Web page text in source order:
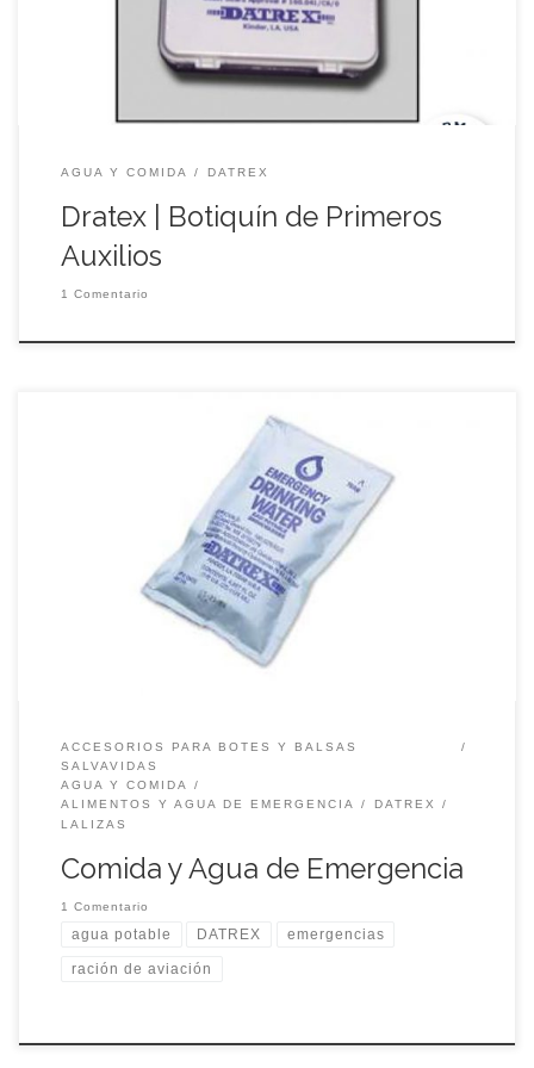
ITEM NO: DX0400M El kit de primeros auxilios aprobado por
AGUA Y COMIDA DATREX
Dratex | Botiquín de Primeros
Auxilios
1 Comentario
DATREX | Agua Potable de Emergencia Especificaciones:
Código: DX1000W
ACCESORIOS PARA BOTES Y BALSAS
SALVAVIDAS
AGUA Y COMIDA
ALIMENTOS Y AGUA DE EMERGENCIA
DATREX
LALIZAS
Comida y Agua de Emergencia
1 Comentario
agua potable DATREX emergencias
ración de aviación